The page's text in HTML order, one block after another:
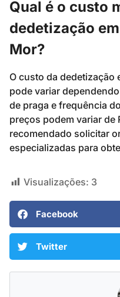
Qual é o custo
dedetização
Mor?
O custo da dedetização
pode variar
de praga e frequência
preços podem variar de
recomendado solicitar
especializadas para
Visualizações: 3
Facebook
Twitter